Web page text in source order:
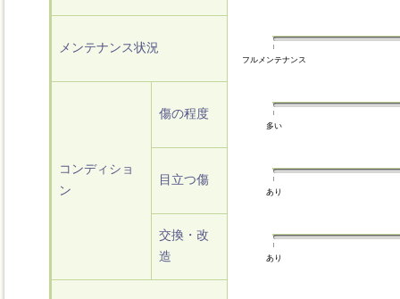
メンテナンス状況
フルメンテナンス
コンディショ
ン
傷の程度
多い
目立つ傷
あり
交換・改
造
あり